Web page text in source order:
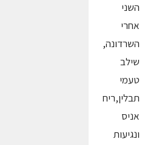
השני
אחרי
השרדונה,
שילב
טעמי
תבלין,ריח
אניס
ונגיעות